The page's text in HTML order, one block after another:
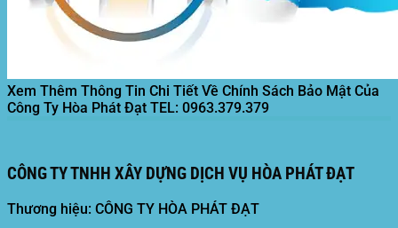
Xem Thêm Thông Tin Chi Tiết Về Chính Sách Bảo Mật Của
Công Ty Hòa Phát Đạt TEL: 0963.379.379
CÔNG TY TNHH XÂY DỰNG DỊCH VỤ HÒA PHÁT ĐẠT
Thương hiệu: CÔNG TY HÒA PHÁT ĐẠT